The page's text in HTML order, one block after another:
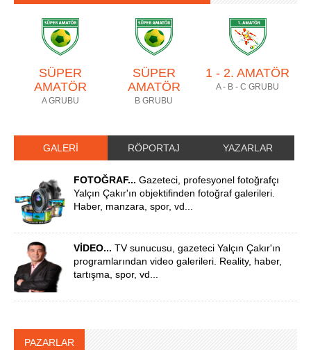
SÜPER
AMATÖR
A GRUBU
SÜPER
AMATÖR
B GRUBU
1 - 2. AMATÖR
A - B - C GRUBU
GALERİ RÖPORTAJ YAZARLAR
FOTOĞRAF... Gazeteci, profesyonel fotoğrafçı
Yalçın Çakır'ın objektifinden fotoğraf galerileri.
Haber, manzara, spor, vd...
VİDEO... TV sunucusu, gazeteci Yalçın Çakır'ın
programlarından video galerileri. Reality, haber,
tartışma, spor, vd...
PAZARLAR